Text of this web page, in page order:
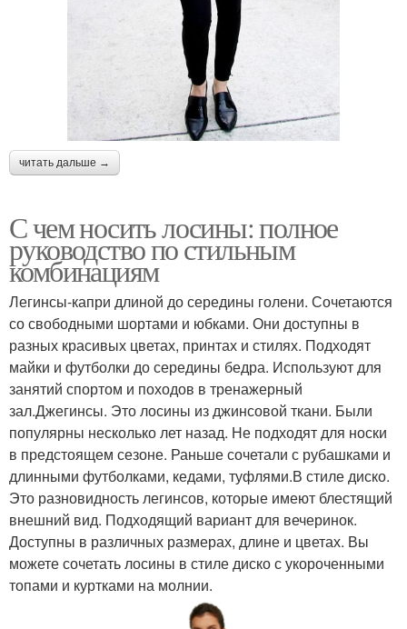
читать дальше →
С чем носить лосины: полное
руководство по стильным
комбинациям
Легинсы-капри длиной до середины голени. Сочетаются
со свободными шортами и юбками. Они доступны в
разных красивых цветах, принтах и стилях. Подходят
майки и футболки до середины бедра. Используют для
занятий спортом и походов в тренажерный
зал.Джегинсы. Это лосины из джинсовой ткани. Были
популярны несколько лет назад. Не подходят для носки
в предстоящем сезоне. Раньше сочетали с рубашками и
длинными футболками, кедами, туфлями.В стиле диско.
Это разновидность легинсов, которые имеют блестящий
внешний вид. Подходящий вариант для вечеринок.
Доступны в различных размерах, длине и цветах. Вы
можете сочетать лосины в стиле диско с укороченными
топами и куртками на молнии.